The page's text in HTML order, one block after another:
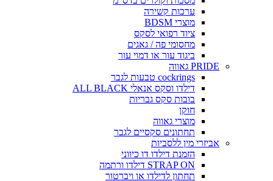
ערכות קשירה
מוצרי BDSM
ציוד רפואי לסקס
מחסומי פה / גאגים
ביגוד עור או דמוי עור
PRIDE גאווה
cockrings טבעות לגבר
דילדו וסקס אנאלי ALL BLACK
בובות סקס גבריות
חוקן
מוצרי גאווה
תחתונים סקסיים לגבר
אביזרי מין ללסביות
הזמנת דילדו דו כיווני
STRAP ON דילדו ורתמה
תחתון לדילדו או ויברטור